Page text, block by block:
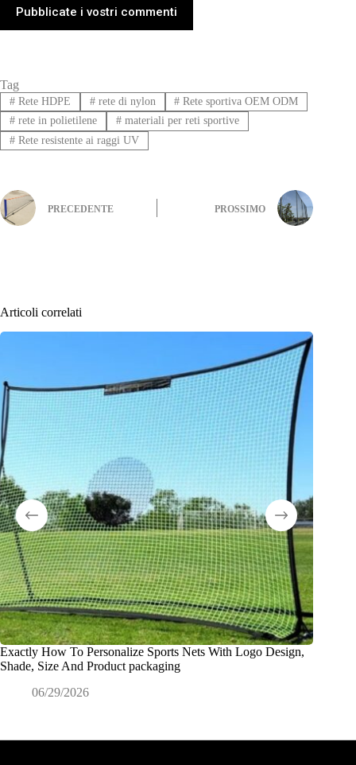
Pubblicate i vostri commenti
Tag
#Rete HDPE #rete di nylon # Rete sportiva OEM ODM
#rete in polietilene #materiali per reti sportive
#Rete resistente ai raggi UV
PRECEDENTE PROSSIMO
Articoli correlati
Exactly How To Personalize Sports Nets With Logo Design,
Shade, Size And Product packaging
06/29/2026